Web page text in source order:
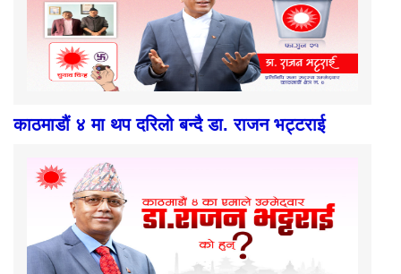
काठमाडौं ४ मा थप दरिलो बन्दै डा. राजन भट्टराई